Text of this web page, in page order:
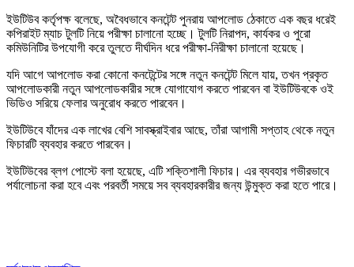
ইউটিউব কর্তৃপক্ষ বলেছে, অবৈধভাবে কনটেন্ট পুনরায় আপলোড ঠেকাতে এক বছর ধরেই
কপিরাইট ম্যাচ টুলটি নিয়ে পরীক্ষা চালানো হচ্ছে। টুলটি নিরাপদ, কার্যকর ও পুরো
কমিউনিটির উপযোগী করে তুলতে দীর্ঘদিন ধরে পরীক্ষা-নিরীক্ষা চালানো হয়েছে।
যদি আগে আপলোড করা কোনো কনটেন্টের সঙ্গে নতুন কনটেন্ট মিলে যায়, তখন প্রকৃত
আপলোডকারী নতুন আপলোডকারীর সঙ্গে যোগাযোগ করতে পারবেন বা ইউটিউবকে ওই
ভিডিও সরিয়ে ফেলার অনুরোধ করতে পারবেন।
ইউটিউবে যাঁদের এক লাখের বেশি সাবস্ক্রাইবার আছে, তাঁরা আগামী সপ্তাহ থেকে নতুন
ফিচারটি ব্যবহার করতে পারবেন।
ইউটিউবের ব্লগ পোস্টে বলা হয়েছে, এটি শক্তিশালী ফিচার। এর ব্যবহার গভীরভাবে
পর্যালোচনা করা হবে এবং পরবর্তী সময়ে সব ব্যবহারকারীর জন্য উন্মুক্ত করা হতে পারে।